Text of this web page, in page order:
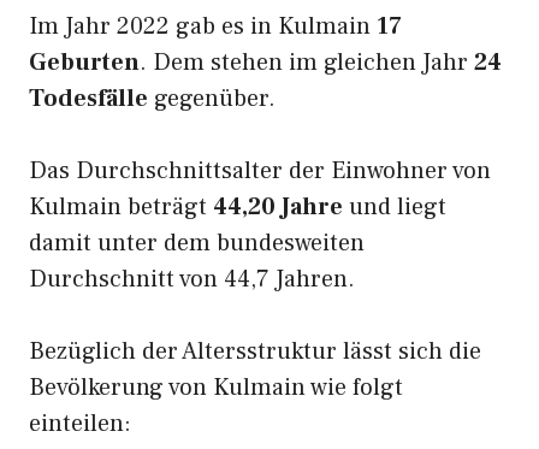
Im Jahr 2022 gab es in Kulmain 17
Geburten. Dem stehen im gleichen Jahr 24
Todesfälle gegenüber.
Das Durchschnittsalter der Einwohner von
Kulmain beträgt 44,20 Jahre und liegt
damit unter dem bundesweiten
Durchschnitt von 44,7 Jahren.
Bezüglich der Altersstruktur lässt sich die
Bevölkerung von Kulmain wie folgt
einteilen: